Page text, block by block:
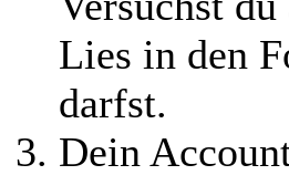
Lies in den
darfst.
Dein